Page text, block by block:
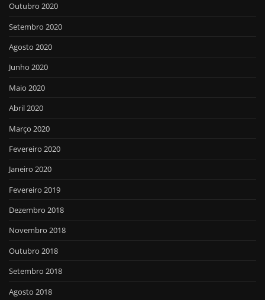
Outubro 2020
Setembro 2020
Agosto 2020
Junho 2020
Maio 2020
Abril 2020
Março 2020
Fevereiro 2020
Janeiro 2020
Fevereiro 2019
Dezembro 2018
Novembro 2018
Outubro 2018
Setembro 2018
Agosto 2018